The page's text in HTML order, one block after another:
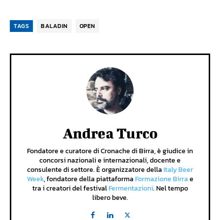
TAGS BALADIN OPEN
Andrea Turco
Fondatore e curatore di Cronache di Birra, è giudice in
concorsi nazionali e internazionali, docente e
consulente di settore. È organizzatore della Italy Beer
Week, fondatore della piattaforma Formazione Birrae
tra i creatori del festivalFermentazioni. Nel tempo
libero beve.